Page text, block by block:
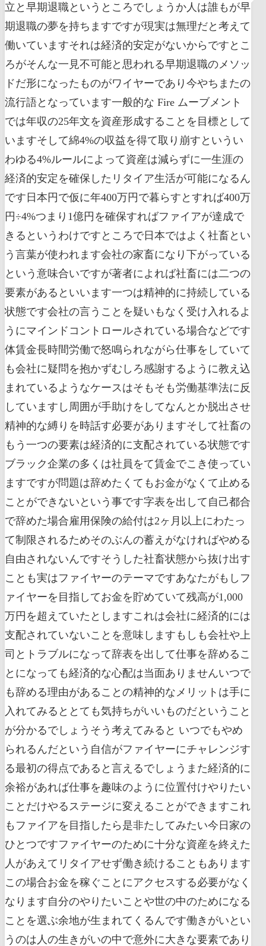
立と早期退職というところでしょうか人は誰もが早
期退職の夢を持ちますですが現実は無理だと考えて
働いていますそれは経済的安定がないからですとこ
ろがそんな一見不可能と思われる早期退職のメソッ
ドだ形になったものがワイヤーであり今やちまたの
流行語となっています一般的な Fire ムーブメント
では年収の25年文を資産形成することを目標として
いますそして綿4%の収益を得て取り崩すというい
わゆる4%ルールによって資産は減らずに一生涯の
経済的安定を確保したリタイア生活が可能になるん
です日本円で仮に年400万円で暮らすとすれば400万
円÷4%つまり1億円を確保すればファイアが達成で
きるというわけですところで日本ではよく社畜とい
う言葉が使われます会社の家畜になり下がっている
という意味合いですが著者によれば社畜には二つの
要素があるといいます一つは精神的に持続している
状態です会社の言うことを疑いもなく受け入れるよ
うにマインドコントロールされている場合などです
体賃金長時間労働で怒鳴られながら仕事をしていて
も会社に疑問を抱かずむしろ感謝するように教え込
まれているようなケースはそもそも労働基準法に反
していますし周囲が手助けをしてなんとか脱出させ
精神的な縛りを時話す必要がありますそして社畜の
もう一つの要素は経済的に支配されている状態です
ブラック企業の多くは社員をて賃金でこき使ってい
ますですが問題は辞めたくてもお金がなくて止める
ことができないという事です字表を出して自己都合
で辞めた場合雇用保険の給付は2ヶ月以上にわたっ
て制限されるためそのぶんの蓄えがなければやめる
自由されないんですそうした社畜状態から抜け出す
ことも実はファイヤーのテーマですあなたがもしフ
ァイヤーを目指してお金を貯めていて残高が1,000
万円を超えていたとしますこれは会社に経済的には
支配されていないことを意味しますもしも会社や上
司とトラブルになって辞表を出して仕事を辞めるこ
とになっても経済的な心配は当面ありませんいつで
も辞める理由があることの精神的なメリットは手に
入れてみるととても気持ちがいいものだということ
が分かるでしょうそう考えてみると いつでもやめ
られるんだという自信がファイヤーにチャレンジす
る最初の得点であると言えるでしょうまた経済的に
余裕があれば仕事を趣味のように位置付けやりたい
ことだけやるステージに変えることができますこれ
もファイアを目指したら是非たしてみたい今日家の
ひとつですファイヤーのために十分な資産を終えた
人があえてリタイアせず働き続けることもあります
この場合お金を稼ぐことにアクセスする必要がなく
なります自分のやりたいことや世の中のためになる
ことを選ぶ余地が生まれてくるんです働きがいとい
うのは人の生きがいの中で意外に大きな要素であり